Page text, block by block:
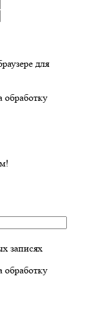
для
обработку
записях
обработку